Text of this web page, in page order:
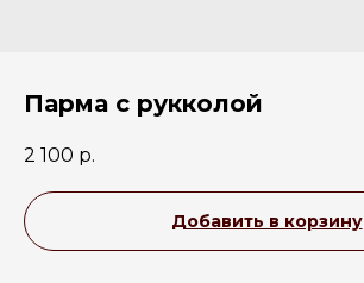
Парма с рукколой
2 100 р.
Добавить в корзину